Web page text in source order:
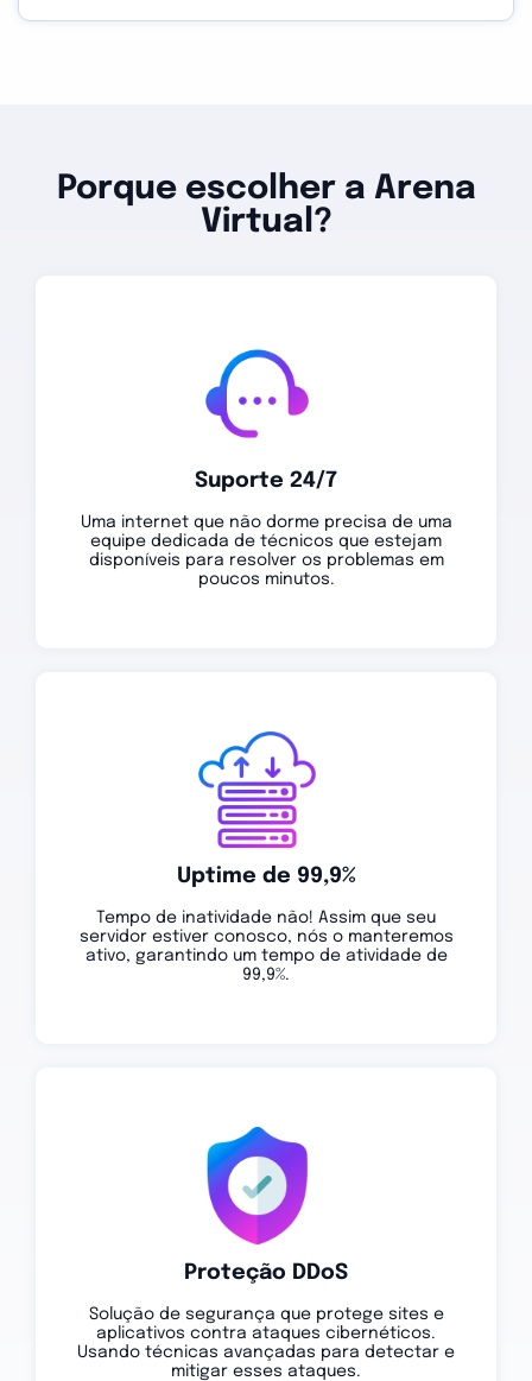
Porque escolher a Arena
Virtual?
Suporte 24/7
Uma internet que não dorme precisa de uma
equipe dedicada de técnicos que estejam
disponíveis para resolver os problemas em
poucos minutos.
Uptime de 99,9%
Tempo de inatividade não! Assim que seu
servidor estiver conosco, nós o manteremos
ativo, garantindo um tempo de atividade de
99,9%.
Proteção DDoS
Solução de segurança que protege sites e
aplicativos contra ataques cibernéticos.
Usando técnicas avançadas para detectar e
mitigar esses ataques.